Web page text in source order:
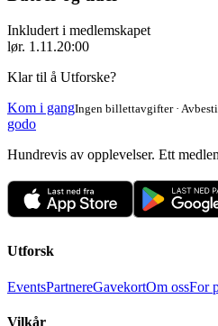
Inkludert i medlemskapet
lør. 1.11.20:00
Klar til å Utforske?
Kom i gangIngen billettavgifter ·
godo
Hundrevis av opplevelser. Ett
Utforsk
EventsPartnereGavekortOm ossFor
Vilkår